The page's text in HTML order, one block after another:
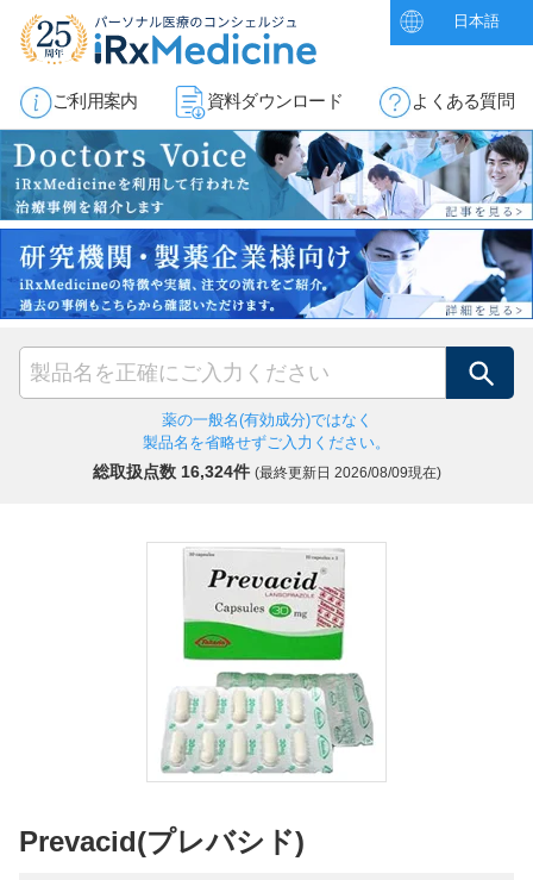
日本語
ご利用案内 資料ダウンロード よくある質問
検索
薬の一般名(有効成分)ではなく
製品名を省略せずご入力ください。
総取扱点数 16,324件 (最終更新日 2026/08/09現在)
Prevacid(プレバシド)